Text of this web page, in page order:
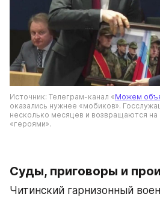
Источник: Телеграм-канал «Можем
оказались нужнее «мобиков».
несколько месяцев и возвращаются
«героями».
Суды, приговоры и
Читинский гарнизонный